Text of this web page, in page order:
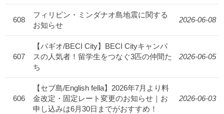
608
フィリピン・ミンダナオ島地震に関する
お知らせ
2026-06-08
607
【バギオ/BECI City】BECI Cityキャンパ
スの人気者！留学生をつなぐ3匹の仲間た
ち
2026-06-05
606
【セブ島/English fella】2026年7月より料
金改定・固定レート変更のお知らせ｜お
申し込みは6月30日までがおすすめ！
2026-06-03